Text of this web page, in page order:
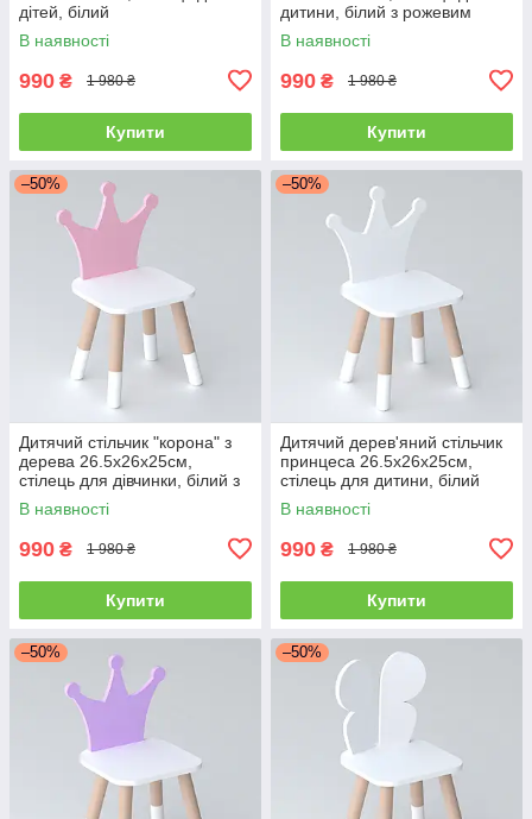
дітей, білий
В наявності
990 ₴ 1 980 ₴
Купити
дитини, білий з рожевим
В наявності
990 ₴ 1 980 ₴
Купити
–50%
Дитячий стільчик "корона" з
дерева 26.5х26х25см,
стілець для дівчинки, білий з
рожевим
В наявності
990 ₴ 1 980 ₴
Купити
–50%
Дитячий дерев'яний стільчик
принцеса 26.5х26х25см,
стілець для дитини, білий
В наявності
990 ₴ 1 980 ₴
Купити
–50% –50%